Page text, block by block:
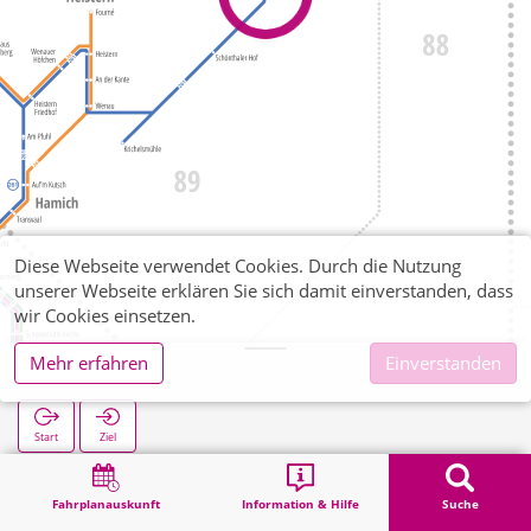
Fahrplanauskunft Information & Hilfe Suche
Schönthal
Start Ziel
Schönthal
Diese Webseite verwendet Cookies. Durch die Nutzung
unserer Webseite erklären Sie sich damit einverstanden, dass
wir Cookies einsetzen.
Mehr erfahren
Einverstanden